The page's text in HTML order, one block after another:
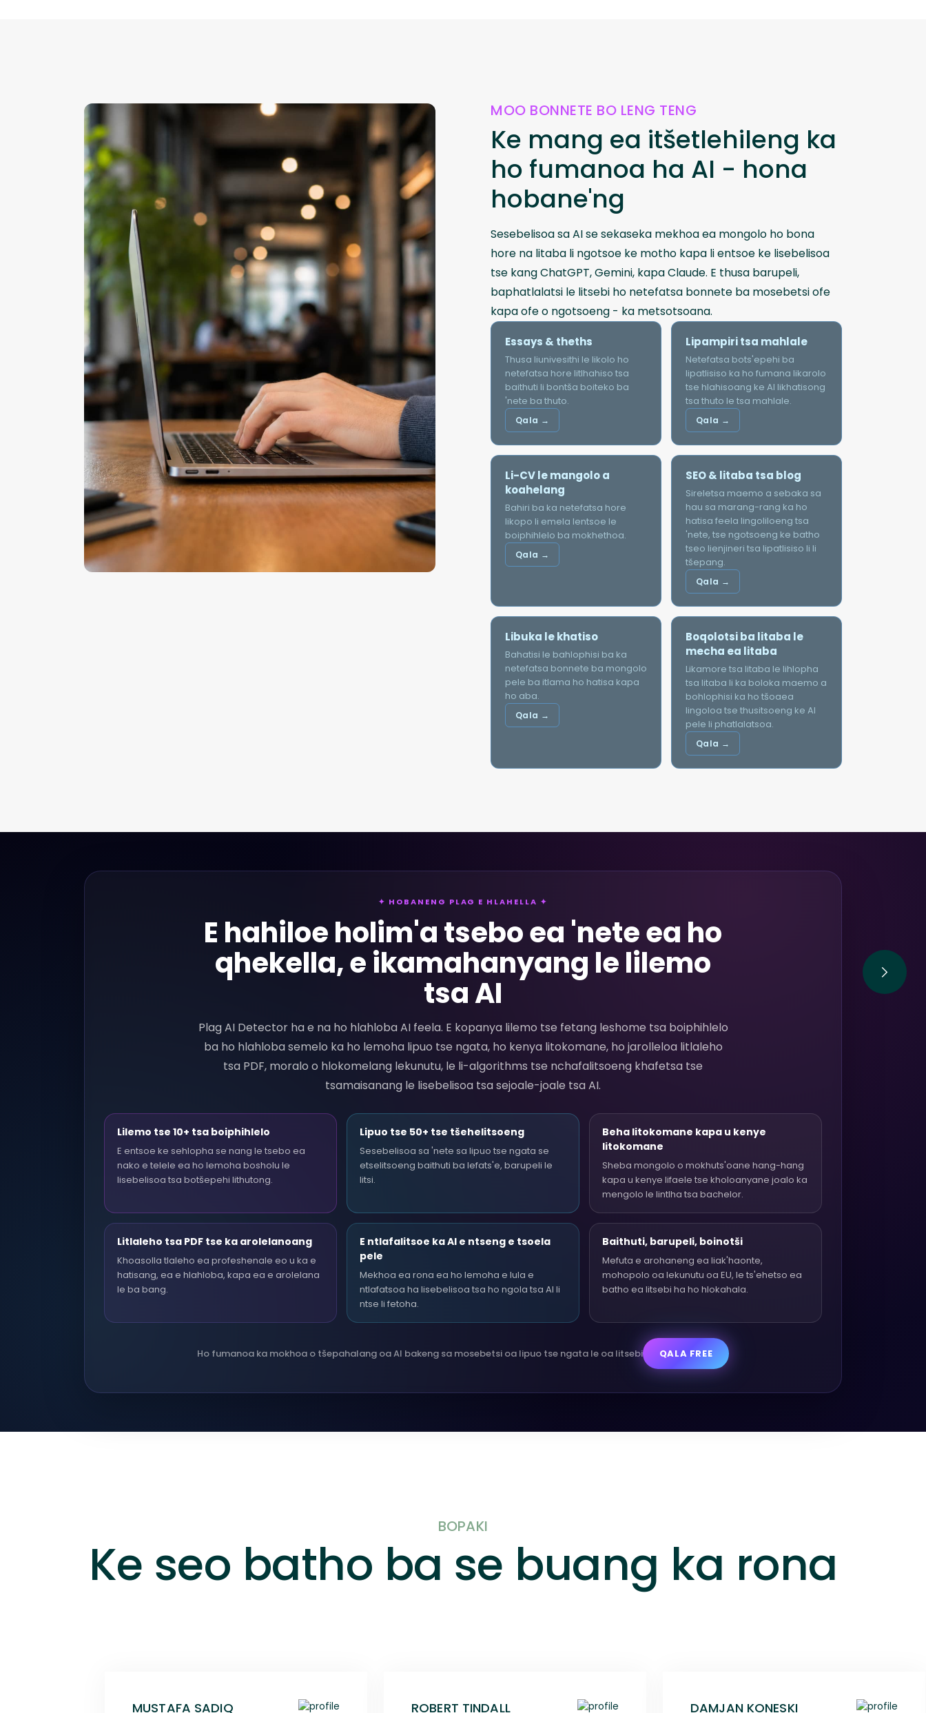
MOO BONNETE BO LENG TENG
Ke mang ea itšetlehileng ka
ho fumanoa ha AI - hona
hobane'ng
Sesebelisoa sa AI se sekaseka mekhoa ea mongolo ho bona
hore na litaba li ngotsoe ke motho kapa li entsoe ke lisebelisoa
tse kang ChatGPT, Gemini, kapa Claude. E thusa barupeli,
baphatlalatsi le litsebi ho netefatsa bonnete ba mosebetsi ofe
kapa ofe o ngotsoeng - ka metsotsoana.
Essays & theths
Thusa liunivesithi le likolo ho
netefatsa hore litlhahiso tsa
baithuti li bontša boiteko ba
'nete ba thuto.
Qala →
Lipampiri tsa mahlale
Netefatsa bots'epehi ba
lipatlisiso ka ho fumana likarolo
tse hlahisoang ke AI likhatisong
tsa thuto le tsa mahlale.
Qala →
Li-CV le mangolo a
koahelang
Bahiri ba ka netefatsa hore
likopo li emela lentsoe le
boiphihlelo ba mokhethoa.
Qala →
SEO & litaba tsa blog
Sireletsa maemo a sebaka sa
hau sa marang-rang ka ho
hatisa feela lingoliloeng tsa
'nete, tse ngotsoeng ke batho
tseo lienjineri tsa lipatlisiso li li
tšepang.
Qala →
Libuka le khatiso
Bahatisi le bahlophisi ba ka
netefatsa bonnete ba mongolo
pele ba itlama ho hatisa kapa
ho aba.
Qala →
Boqolotsi ba litaba le
mecha ea litaba
Likamore tsa litaba le lihlopha
tsa litaba li ka boloka maemo a
bohlophisi ka ho tšoaea
lingoloa tse thusitsoeng ke AI
pele li phatlalatsoa.
Qala →
✦ HOBANENG PLAG E HLAHELLA ✦
E hahiloe holim'a tsebo ea 'nete ea ho
qhekella, e ikamahanyang le lilemo
tsa AI
Plag AI Detector ha e na ho hlahloba AI feela. E kopanya lilemo tse fetang leshome tsa boiphihlelo
ba ho hlahloba semelo ka ho lemoha lipuo tse ngata, ho kenya litokomane, ho jarolleloa litlaleho
tsa PDF, moralo o hlokomelang lekunutu, le li-algorithms tse nchafalitsoeng khafetsa tse
tsamaisanang le lisebelisoa tsa sejoale-joale tsa AI.
Lilemo tse 10+ tsa boiphihlelo
E entsoe ke sehlopha se nang le tsebo ea
nako e telele ea ho lemoha bosholu le
lisebelisoa tsa botšepehi lithutong.
Lipuo tse 50+ tse tšehelitsoeng
Sesebelisoa sa 'nete sa lipuo tse ngata se
etselitsoeng baithuti ba lefats'e, barupeli le
litsi.
Beha litokomane kapa u kenye
litokomane
Sheba mongolo o mokhuts'oane hang-hang
kapa u kenye lifaele tse kholoanyane joalo ka
mengolo le lintlha tsa bachelor.
Litlaleho tsa PDF tse ka arolelanoang
Khoasolla tlaleho ea profeshenale eo u ka e
hatisang, ea e hlahloba, kapa ea e arolelana
le ba bang.
E ntlafalitsoe ka AI e ntseng e tsoela
pele
Mekhoa ea rona ea ho lemoha e lula e
ntlafatsoa ha lisebelisoa tsa ho ngola tsa AI li
ntse li fetoha.
Baithuti, barupeli, boinotši
Mefuta e arohaneng ea liak'haonte,
mohopolo oa lekunutu oa EU, le ts'ehetso ea
batho ea litsebi ha ho hlokahala.
Ho fumanoa ka mokhoa o tšepahalang oa AI bakeng sa mosebetsi oa lipuo tse ngata le oa litsebi QALA FREE
BOPAKI
Ke seo batho ba se buang ka rona
MUSTAFA SADIQ ROBERT TINDALL DAMJAN KONESKI